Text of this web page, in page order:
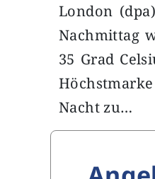
London
Nachmittag
35 Grad
Nacht zu…